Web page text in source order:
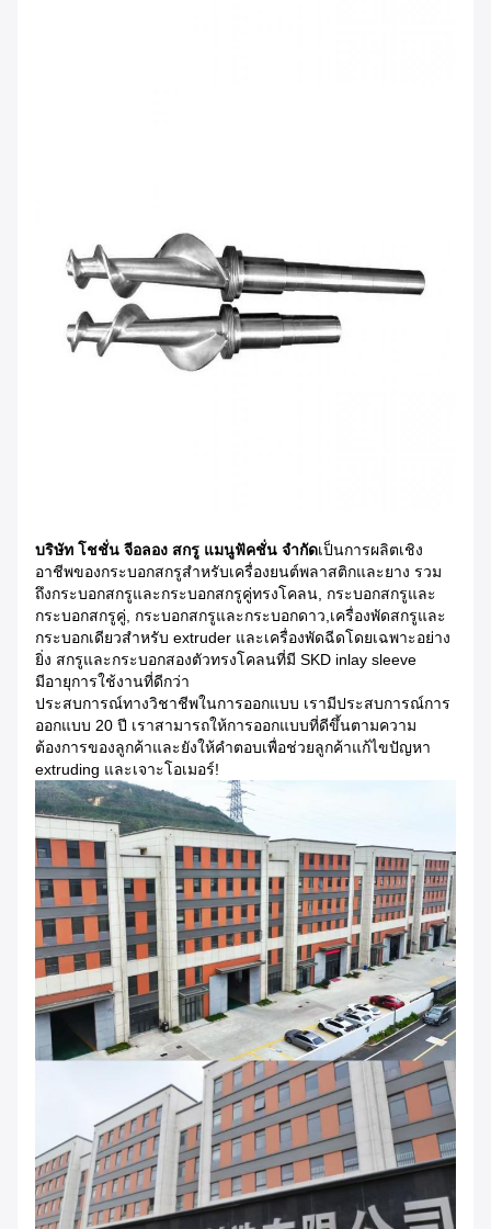
บริษัท โชชั่น จีอลอง สกรู แมนูฟัคชั่น จํากัดเป็นการผลิตเชิง
อาชีพของกระบอกสกรูสําหรับเครื่องยนต์พลาสติกและยาง รวม
ถึงกระบอกสกรูและกระบอกสกรูคู่ทรงโคลน, กระบอกสกรูและ
กระบอกสกรูคู่, กระบอกสกรูและกระบอกดาว,เครื่องพัดสกรูและ
กระบอกเดียวสําหรับ extruder และเครื่องพัดฉีดโดยเฉพาะอย่าง
ยิ่ง สกรูและกระบอกสองตัวทรงโคลนที่มี SKD inlay sleeve
มีอายุการใช้งานที่ดีกว่า
ประสบการณ์ทางวิชาชีพในการออกแบบ เรามีประสบการณ์การ
ออกแบบ 20 ปี เราสามารถให้การออกแบบที่ดีขึ้นตามความ
ต้องการของลูกค้าและยังให้คําตอบเพื่อช่วยลูกค้าแก้ไขปัญหา
extruding และเจาะโอเมอร์!